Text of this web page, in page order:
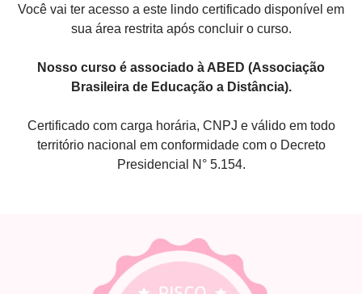
Você vai ter acesso a este lindo certificado disponível em
sua área restrita após concluir o curso.
Nosso curso é associado à ABED (Associação
Brasileira de Educação a Distância).
Certificado com carga horária, CNPJ e válido em todo
território nacional em conformidade com o Decreto
Presidencial N° 5.154.